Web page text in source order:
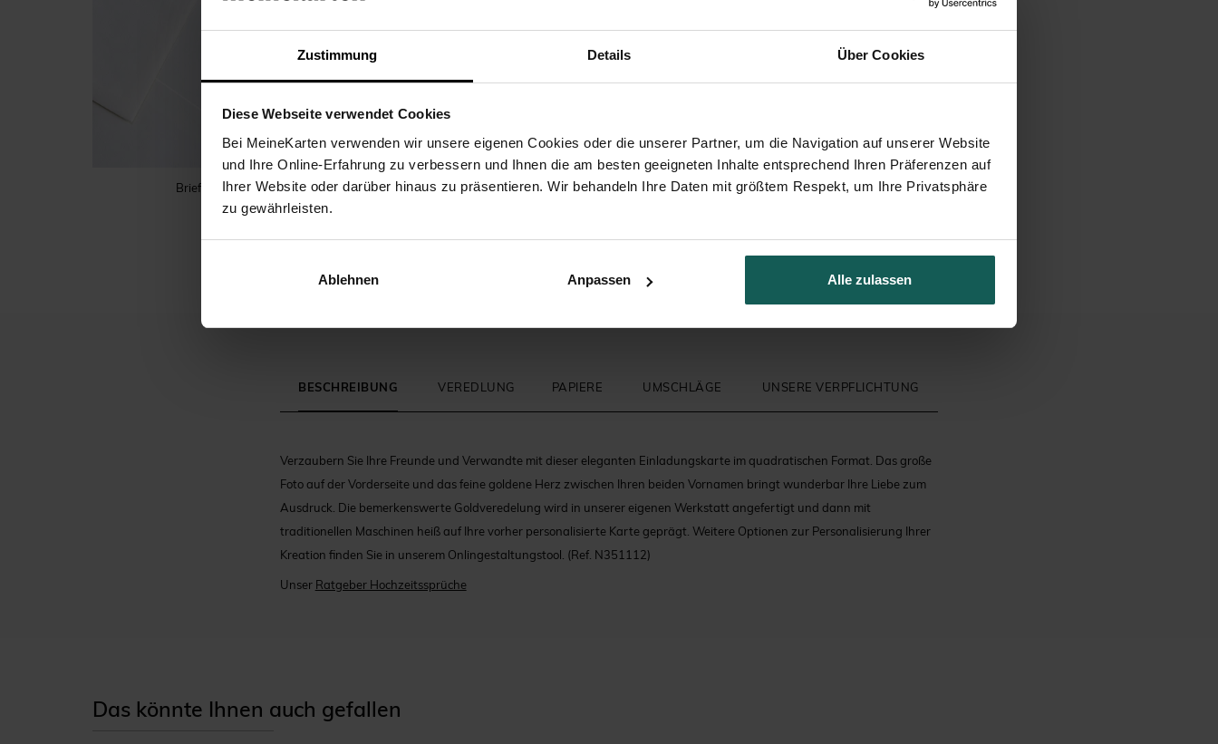
Zustimmung Details Über Cookies
Diese Webseite verwendet Cookies
Bei MeineKarten verwenden wir unsere eigenen Cookies oder die unserer Partner, um die Navigation auf unserer Website
und Ihre Online-Erfahrung zu verbessern und Ihnen die am besten geeigneten Inhalte entsprechend Ihren Präferenzen auf
Ihrer Website oder darüber hinaus zu präsentieren. Wir behandeln Ihre Daten mit größtem Respekt, um Ihre Privatsphäre
zu gewährleisten.
Ablehnen Anpassen Alle zulassen
Briefumschlag
BESCHREIBUNG VEREDLUNG PAPIERE UMSCHLÄGE UNSERE VERPFLICHTUNG
Verzaubern Sie Ihre Freunde und Verwandte mit dieser eleganten Einladungskarte im quadratischen Format. Das große
Foto auf der Vorderseite und das feine goldene Herz zwischen Ihren beiden Vornamen bringt wunderbar Ihre Liebe zum
Ausdruck. Die bemerkenswerte Goldveredelung wird in unserer eigenen Werkstatt angefertigt und dann mit
traditionellen Maschinen heiß auf Ihre vorher personalisierte Karte geprägt. Weitere Optionen zur Personalisierung Ihrer
Kreation finden Sie in unserem Onlingestaltungstool. (Ref. N351112)
Unser Ratgeber Hochzeitssprüche
Das könnte Ihnen auch gefallen